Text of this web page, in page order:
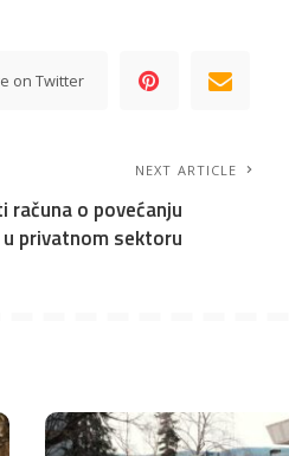
on Twitter
NEXT ARTICLE
računa o povećanju
privatnom sektoru